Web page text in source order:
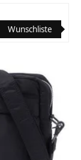
Wunschliste